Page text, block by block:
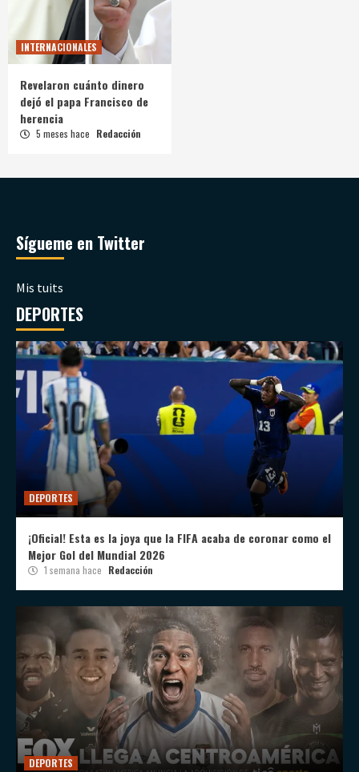
INTERNACIONALES
Revelaron cuánto dinero
dejó el papa Francisco de
herencia
5 meses hace Redacción
Sígueme en Twitter
Mis tuits
DEPORTES
DEPORTES
¡Oficial! Esta es la joya que la FIFA acaba de coronar como el
Mejor Gol del Mundial 2026
1 semana hace Redacción
DEPORTES